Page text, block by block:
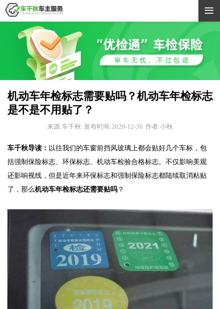

机动车年检标志需要贴吗？机动车年检标志
是不是不用贴了？
来源:车千秋 发布时间:2020-12-30 作者:小秋
车千秋导读： 以往我们的车窗前挡风玻璃上都会贴好几个车标，包
括强制保险标志、环保标志、机动车检验合格标志。不仅影响美观
还影响视线，但是近年来环保标志和强制保险标志都陆续取消粘贴
了，那么机动车年检标志还需要贴吗？